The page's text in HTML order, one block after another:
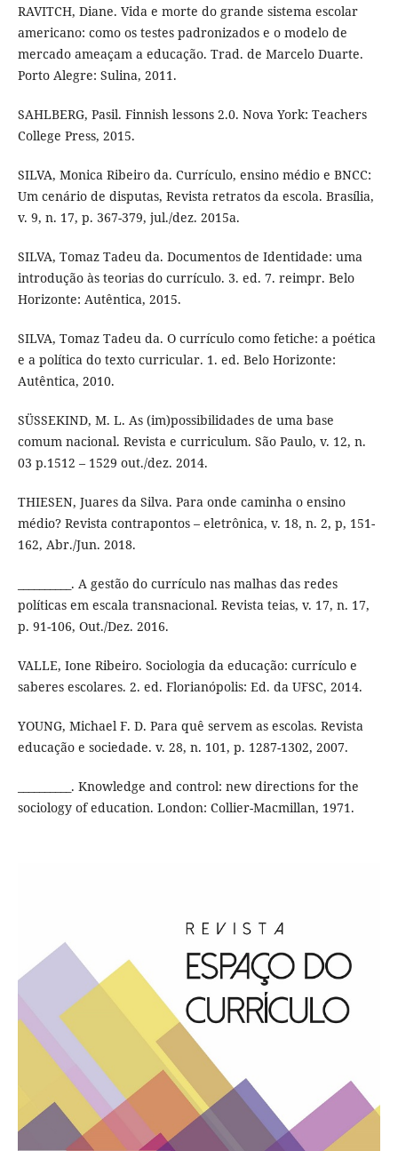
RAVITCH, Diane. Vida e morte do grande sistema escolar
americano: como os testes padronizados e o modelo de
mercado ameaçam a educação. Trad. de Marcelo Duarte.
Porto Alegre: Sulina, 2011.
SAHLBERG, Pasil. Finnish lessons 2.0. Nova York: Teachers
College Press, 2015.
SILVA, Monica Ribeiro da. Currículo, ensino médio e BNCC:
Um cenário de disputas, Revista retratos da escola. Brasília,
v. 9, n. 17, p. 367-379, jul./dez. 2015a.
SILVA, Tomaz Tadeu da. Documentos de Identidade: uma
introdução às teorias do currículo. 3. ed. 7. reimpr. Belo
Horizonte: Autêntica, 2015.
SILVA, Tomaz Tadeu da. O currículo como fetiche: a poética
e a política do texto curricular. 1. ed. Belo Horizonte:
Autêntica, 2010.
SÜSSEKIND, M. L. As (im)possibilidades de uma base
comum nacional. Revista e curriculum. São Paulo, v. 12, n.
03 p.1512 – 1529 out./dez. 2014.
THIESEN, Juares da Silva. Para onde caminha o ensino
médio? Revista contrapontos – eletrônica, v. 18, n. 2, p, 151-
162, Abr./Jun. 2018.
__________. A gestão do currículo nas malhas das redes
políticas em escala transnacional. Revista teias, v. 17, n. 17,
p. 91-106, Out./Dez. 2016.
VALLE, Ione Ribeiro. Sociologia da educação: currículo e
saberes escolares. 2. ed. Florianópolis: Ed. da UFSC, 2014.
YOUNG, Michael F. D. Para quê servem as escolas. Revista
educação e sociedade. v. 28, n. 101, p. 1287-1302, 2007.
__________. Knowledge and control: new directions for the
sociology of education. London: Collier-Macmillan, 1971.